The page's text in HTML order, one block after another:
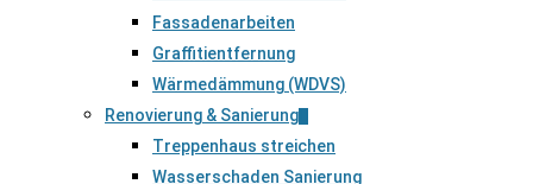
Fassadenarbeiten
Graffitientfernung
Wärmedämmung (WDVS)
Renovierung & Sanierung
Treppenhaus streichen
Wasserschaden Sanierung